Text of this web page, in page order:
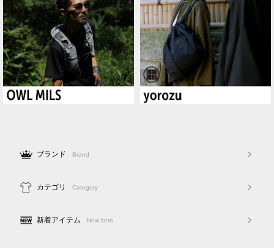
ブランド Brand
カテゴリ Category
新着アイテム New item